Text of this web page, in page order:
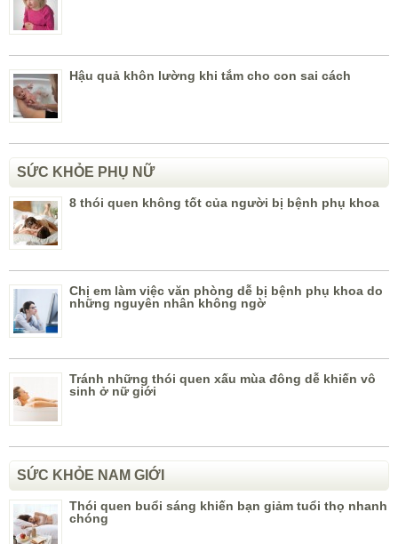
Hậu quả khôn lường khi tắm cho con sai cách
SỨC KHỎE PHỤ NỮ
8 thói quen không tốt của người bị bệnh phụ khoa
Chị em làm việc văn phòng dễ bị bệnh phụ khoa do
những nguyên nhân không ngờ
Tránh những thói quen xấu mùa đông dễ khiến vô
sinh ở nữ giới
SỨC KHỎE NAM GIỚI
Thói quen buổi sáng khiến bạn giảm tuổi thọ nhanh
chóng